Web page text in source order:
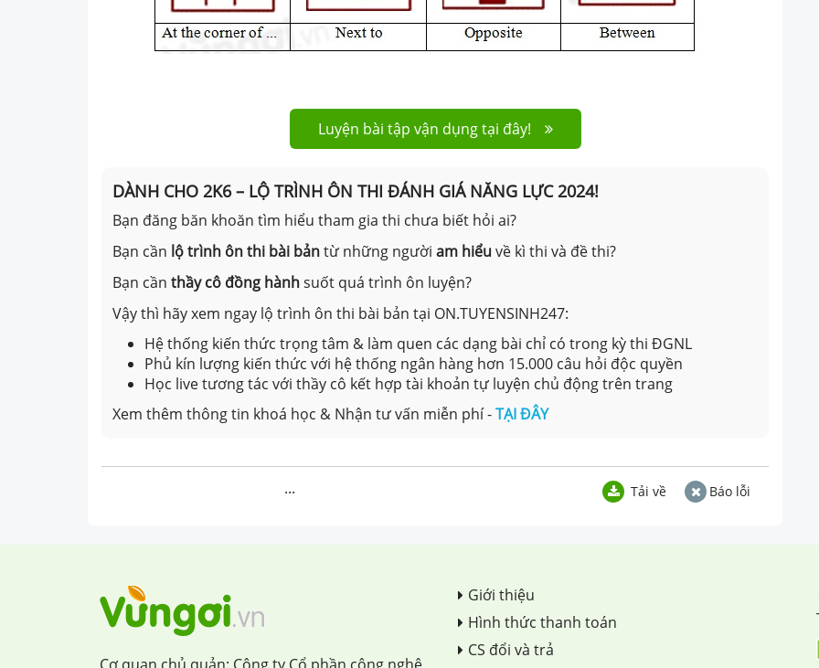
Luyện bài tập vận dụng tại đây!
DÀNH CHO 2K6 – LỘ TRÌNH ÔN THI ĐÁNH GIÁ NĂNG LỰC 2024!
Bạn đăng băn khoăn tìm hiểu tham gia thi chưa biết hỏi ai?
Bạn cần lộ trình ôn thi bài bảntừ những người am hiểuvề kì thi và đề thi?
Bạn cần thầy cô đồng hànhsuốt quá trình ôn luyện?
Vậy thì hãy xem ngay lộ trình ôn thi bài bản tại ON.TUYENSINH247:
Hệ thống kiến thức trọng tâm & làm quen các dạng bài chỉ có trong kỳ thi ĐGNL
Phủ kín lượng kiến thức với hệ thống ngân hàng hơn 15.000 câu hỏi độc quyền
Học live tương tác với thầy cô kết hợp tài khoản tự luyện chủ động trên trang
Xem thêm thông tin khoá học & Nhận tư vấn miễn phí -TẠI ĐÂY
... Tải về Báo lỗi
Giới thiệu
Hình thức thanh toán
CS đổi và trả